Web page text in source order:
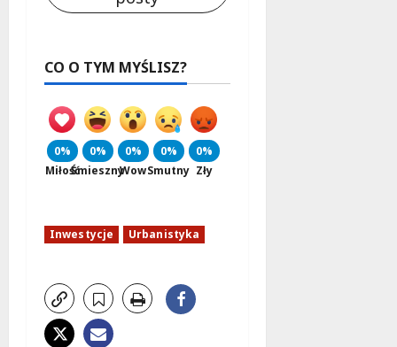
CO O TYM MYŚLISZ?
0%
Miłość
0%
Śmieszny
0%
Wow
0%
Smutny
0%
Zły
Inwestycje Urbanistyka